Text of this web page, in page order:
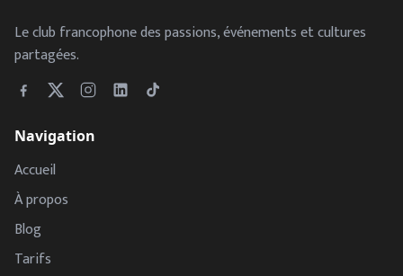
Le club francophone des passions, événements et cultures
partagées.
Navigation
Accueil
À propos
Blog
Tarifs